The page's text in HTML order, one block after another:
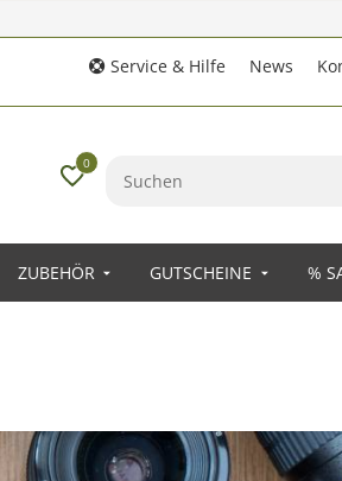
Service & Hilfe News
0
ZUBEHÖR GUTSCHEINE %